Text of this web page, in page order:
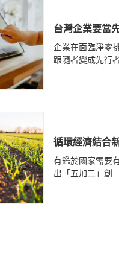
台灣企業要當
企業在面臨淨零
跟隨者變成先行
循環經濟結合
有鑑於國家需要
出「五加二」創